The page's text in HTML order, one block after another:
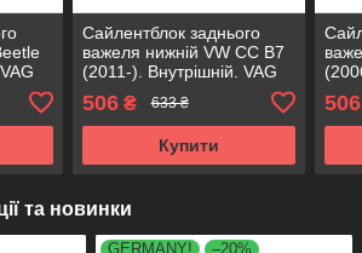
Сайлентблок заднього
важеля нижній VW CC B7
(2011-). Внутрішній. VAG
FE29690 , VKDS431013
506₴ 633 ₴
Купити
506
та новинки
GERMANY! –20%